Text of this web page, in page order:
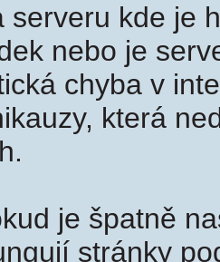
serveru kde je
nebo je
chyba v
která
je špatně
stránky